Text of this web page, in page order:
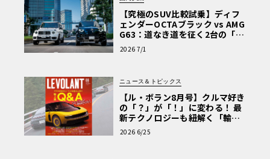
【究極のSUV比較試乗】ディフ
ェンダーOCTAブラック vs AMG
G63：道なき道を征く2台の「対
極的アプローチ」
2026 7/1
ニュース＆トピックス
【ル・ボラン8月号】クルマ好き
の「？」が「！」に変わる！ 最
新テクノロジーも紐解く「輸入
車Q&A」
2026 6/25